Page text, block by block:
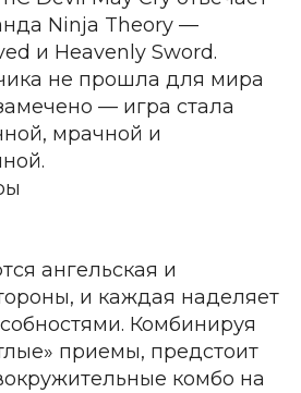
Ninja Theory —
и Heavenly Sword.
не прошла для мира
— игра стала
мрачной и
ангельская и
и каждая наделяет
Комбинируя
приемы, предстоит
комбо на